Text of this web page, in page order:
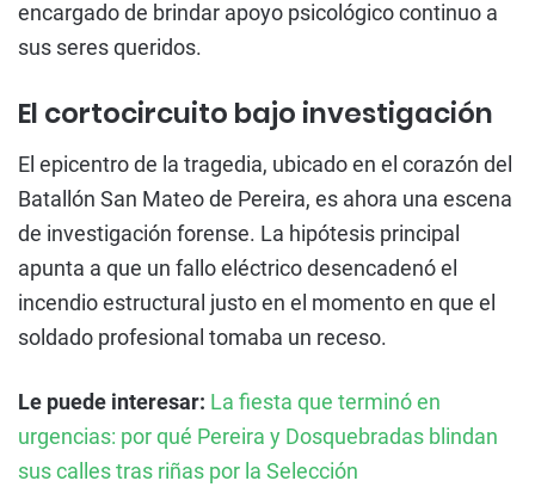
encargado de brindar apoyo psicológico continuo a
sus seres queridos.
El cortocircuito bajo investigación
El epicentro de la tragedia, ubicado en el corazón del
Batallón San Mateo de Pereira, es ahora una escena
de investigación forense. La hipótesis principal
apunta a que un fallo eléctrico desencadenó el
incendio estructural justo en el momento en que el
soldado profesional tomaba un receso.
Le puede interesar: La fiesta que terminó en
urgencias: por qué Pereira y Dosquebradas blindan
sus calles tras riñas por la Selección